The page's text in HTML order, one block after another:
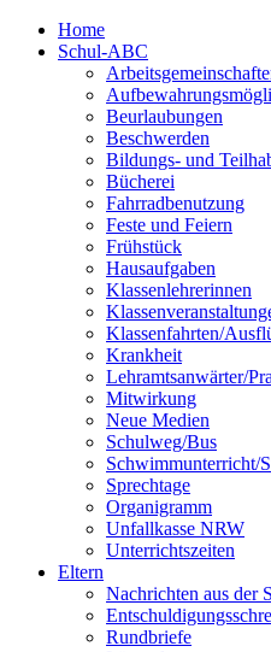
Home
Schul-ABC
Beurlaubungen
Beschwerden
Bildungs- und
Bücherei
Fahrradbenutzung
Feste und Feiern
Frühstück
Hausaufgaben
Klassenlehrerinnen
Klassenfahrten/
Krankheit
Lehramtsanwärter/
Mitwirkung
Neue Medien
Schulweg/Bus
Schwimmunterricht/
Sprechtage
Organigramm
Unfallkasse NRW
Unterrichtszeiten
Eltern
Nachrichten aus der
Rundbriefe